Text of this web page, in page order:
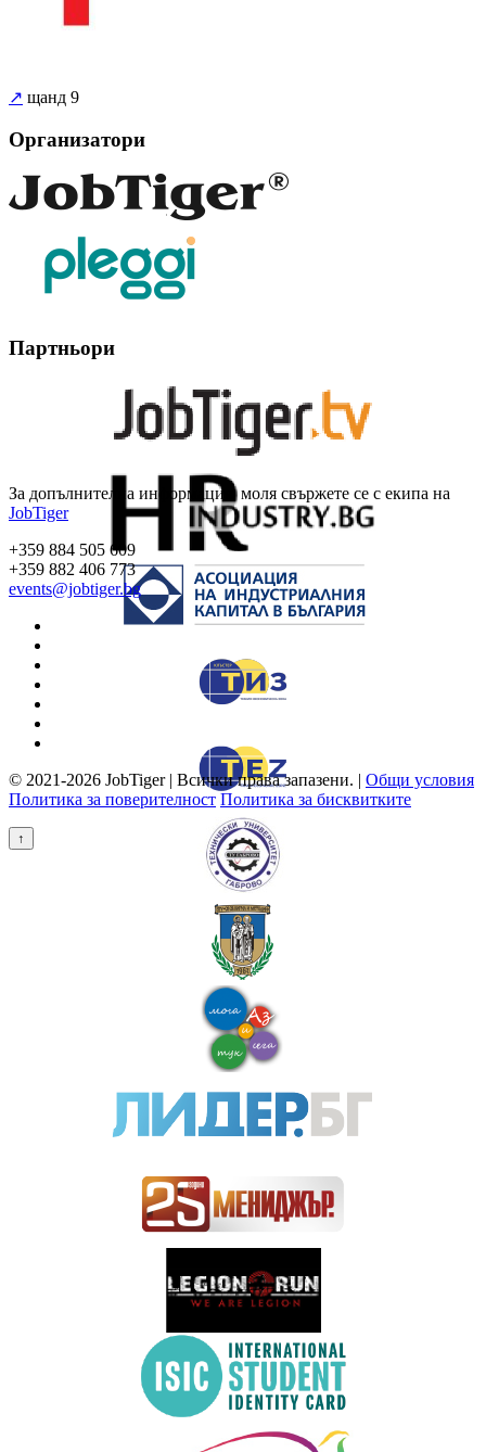
↗ щанд 9
Организатори
Партньори
За допълнителна информация, моля свържете се с екипа на
JobTiger
+359 884 505 609
+359 882 406 773
events@jobtiger.bg
© 2021-2026 JobTiger | Всички права запазени. | Общи условия
Политика за поверителност Политика за бисквитките
↑